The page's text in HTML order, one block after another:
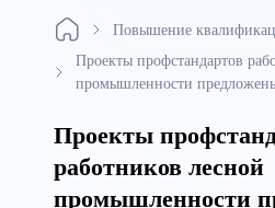
Повышение
Проекты профстандартов
промышленности
Проекты
работников лесной
промышленности